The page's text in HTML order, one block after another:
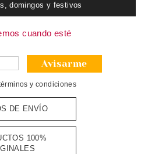
domingos y festivos
cuando esté
Avisarme
y condiciones
DE ENVÍO
100%